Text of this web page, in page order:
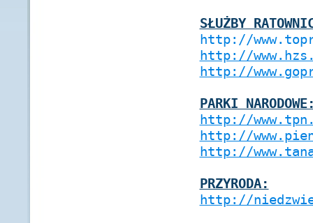
SŁUŻBY
http://
http://
http://
PARKI
http://
http://
http://
PRZYRODA:
http://